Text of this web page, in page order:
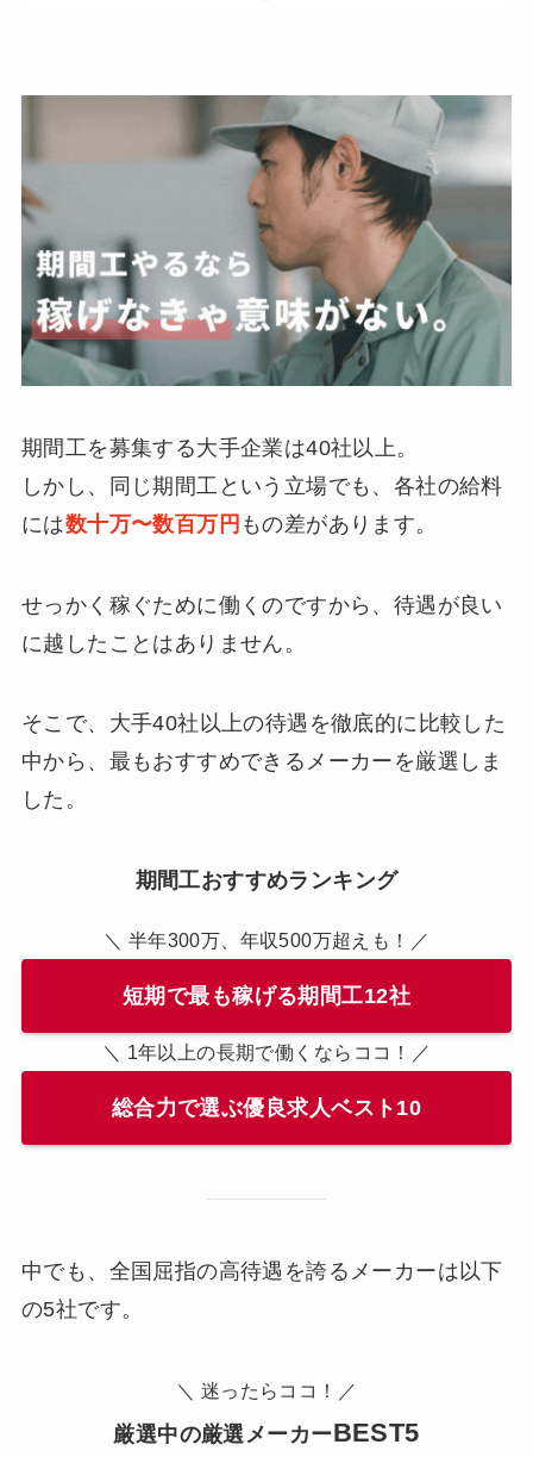
期間工を募集する大手企業は40社以上。
しかし、同じ期間工という立場でも、各社の給料
には数十万〜数百万円 もの差があります。
せっかく稼ぐために働くのですから、待遇が良い
に越したことはありません。
そこで、大手40社以上の待遇を徹底的に比較した
中から、最もおすすめできるメーカーを厳選しま
した。
期間工おすすめランキング
＼ 半年300万、年収500万超えも！／
短期で最も稼げる期間工12社
＼ 1年以上の長期で働くならココ！／
総合力で選ぶ優良求人ベスト10
中でも、全国屈指の高待遇を誇るメーカーは以下
の5社です。
＼ 迷ったらココ！／
厳選中の厳選メーカーBEST5